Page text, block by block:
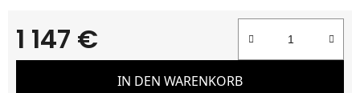
1 147 €
Verkaufspreis:
IN DEN WARENKORB